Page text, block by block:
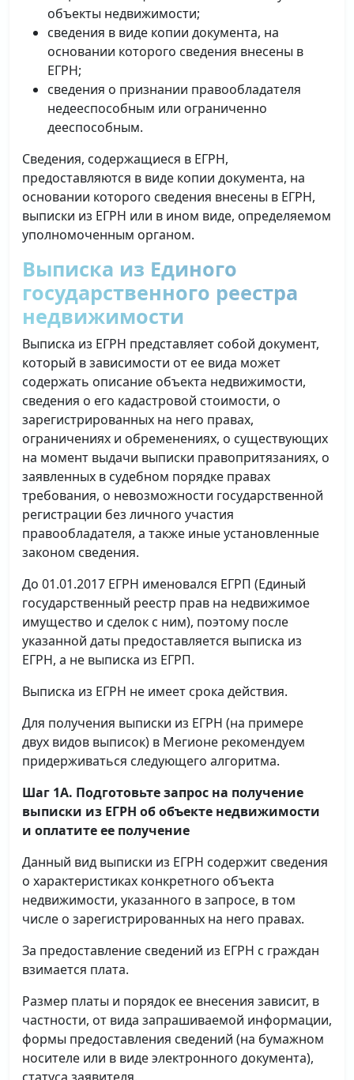
объекты недвижимости;
сведения в виде копии документа, на
основании которого сведения внесены в
ЕГРН;
сведения о признании правообладателя
недееспособным или ограниченно
дееспособным.
Сведения, содержащиеся в ЕГРН,
предоставляются в виде копии документа, на
основании которого сведения внесены в ЕГРН,
выписки из ЕГРН или в ином виде, определяемом
уполномоченным органом.
Выписка из Единого
государственного реестра
недвижимости
Выписка из ЕГРН представляет собой документ,
который в зависимости от ее вида может
содержать описание объекта недвижимости,
сведения о его кадастровой стоимости, о
зарегистрированных на него правах,
ограничениях и обременениях, о существующих
на момент выдачи выписки правопритязаниях, о
заявленных в судебном порядке правах
требования, о невозможности государственной
регистрации без личного участия
правообладателя, а также иные установленные
законом сведения.
До 01.01.2017 ЕГРН именовался ЕГРП (Единый
государственный реестр прав на недвижимое
имущество и сделок с ним), поэтому после
указанной даты предоставляется выписка из
ЕГРН, а не выписка из ЕГРП.
Выписка из ЕГРН не имеет срока действия.
Для получения выписки из ЕГРН (на примере
двух видов выписок) в Мегионе рекомендуем
придерживаться следующего алгоритма.
Шаг 1А. Подготовьте запрос на получение
выписки из ЕГРН об объекте недвижимости
и оплатите ее получение
Данный вид выписки из ЕГРН содержит сведения
о характеристиках конкретного объекта
недвижимости, указанного в запросе, в том
числе о зарегистрированных на него правах.
За предоставление сведений из ЕГРН с граждан
взимается плата.
Размер платы и порядок ее внесения зависит, в
частности, от вида запрашиваемой информации,
формы предоставления сведений (на бумажном
носителе или в виде электронного документа),